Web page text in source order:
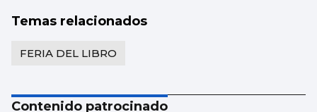
Temas relacionados
FERIA DEL LIBRO
Contenido patrocinado